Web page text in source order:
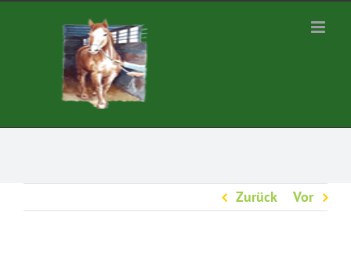
Zurück Vor